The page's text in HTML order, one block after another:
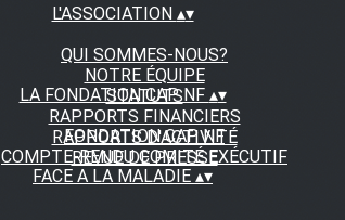
L'ASSOCIATION ▴▾
QUI SOMMES-NOUS?
NOTRE ÉQUIPE
STATUTS
RAPPORTS FINANCIERS
RAPPORTS D'ACTIVITÉ
REVUE DE PRESSE
LA FONDATION CAP NF ▴▾
FONDATION CAP NF
COMPTE-RENDU COMITÉ EXÉCUTIF
FACE A LA MALADIE ▴▾